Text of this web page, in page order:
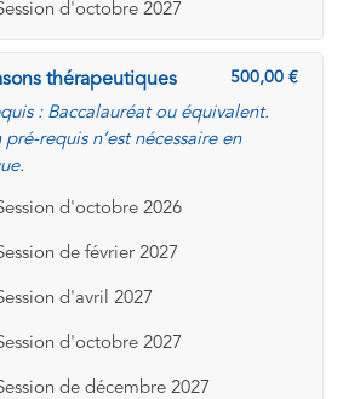
d'octobre 2027
500,00
thérapeutiques
: Baccalauréat ou équivalent.
pré-requis n’est nécessaire en
d'octobre 2026
de février 2027
d'avril 2027
d'octobre 2027
de décembre 2027